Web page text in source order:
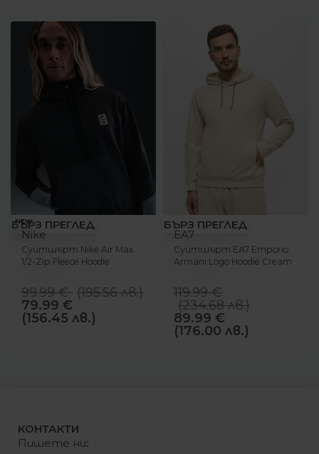
-20%
NEW
БЪРЗ ПРЕГЛЕД
Nike
Суитшърт Nike Air Max
1/2-Zip Fleece Hoodie
99.99€ (195.56лв.)
79.99 €
(156.45 лв.)
-25%
БЪРЗ ПРЕГЛЕД
EA7
Суитшърт EA7 Emporio
Armani Logo Hoodie Cream
119.99€
(234.68лв.)
89.99 €
(176.00 лв.)
КОНТАКТИ
Пишете ни: